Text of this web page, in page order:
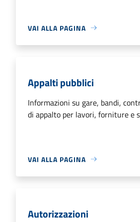
VAI ALLA PAGINA
Appalti pubblici
Informazioni su gare, bandi,
di appalto per lavori, forniture e
VAI ALLA PAGINA
Autorizzazioni